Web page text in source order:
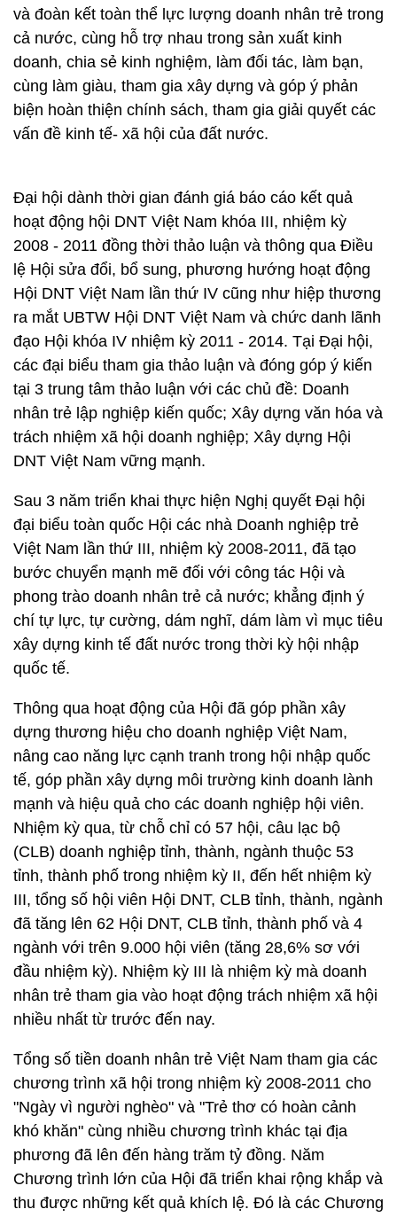
và đoàn kết toàn thể lực lượng doanh nhân trẻ trong
cả nước, cùng hỗ trợ nhau trong sản xuất kinh
doanh, chia sẻ kinh nghiệm, làm đối tác, làm bạn,
cùng làm giàu, tham gia xây dựng và góp ý phản
biện hoàn thiện chính sách, tham gia giải quyết các
vấn đề kinh tế- xã hội của đất nước.
Đại hội dành thời gian đánh giá báo cáo kết quả
hoạt động hội DNT Việt Nam khóa III, nhiệm kỳ
2008 - 2011 đồng thời thảo luận và thông qua Điều
lệ Hội sửa đổi, bổ sung, phương hướng hoạt động
Hội DNT Việt Nam lần thứ IV cũng như hiệp thương
ra mắt UBTW Hội DNT Việt Nam và chức danh lãnh
đạo Hội khóa IV nhiệm kỳ 2011 - 2014. Tại Đại hội,
các đại biểu tham gia thảo luận và đóng góp ý kiến
tại 3 trung tâm thảo luận với các chủ đề: Doanh
nhân trẻ lập nghiệp kiến quốc; Xây dựng văn hóa và
trách nhiệm xã hội doanh nghiệp; Xây dựng Hội
DNT Việt Nam vững mạnh.
Sau 3 năm triển khai thực hiện Nghị quyết Đại hội
đại biểu toàn quốc Hội các nhà Doanh nghiệp trẻ
Việt Nam lần thứ III, nhiệm kỳ 2008-2011, đã tạo
bước chuyển mạnh mẽ đối với công tác Hội và
phong trào doanh nhân trẻ cả nước; khẳng định ý
chí tự lực, tự cường, dám nghĩ, dám làm vì mục tiêu
xây dựng kinh tế đất nước trong thời kỳ hội nhập
quốc tế.
Thông qua hoạt động của Hội đã góp phần xây
dựng thương hiệu cho doanh nghiệp Việt Nam,
nâng cao năng lực cạnh tranh trong hội nhập quốc
tế, góp phần xây dựng môi trường kinh doanh lành
mạnh và hiệu quả cho các doanh nghiệp hội viên.
Nhiệm kỳ qua, từ chỗ chỉ có 57 hội, câu lạc bộ
(CLB) doanh nghiệp tỉnh, thành, ngành thuộc 53
tỉnh, thành phố trong nhiệm kỳ II, đến hết nhiệm kỳ
III, tổng số hội viên Hội DNT, CLB tỉnh, thành, ngành
đã tăng lên 62 Hội DNT, CLB tỉnh, thành phố và 4
ngành với trên 9.000 hội viên (tăng 28,6% sơ với
đầu nhiệm kỳ). Nhiệm kỳ III là nhiệm kỳ mà doanh
nhân trẻ tham gia vào hoạt động trách nhiệm xã hội
nhiều nhất từ trước đến nay.
Tổng số tiền doanh nhân trẻ Việt Nam tham gia các
chương trình xã hội trong nhiệm kỳ 2008-2011 cho
"Ngày vì người nghèo" và "Trẻ thơ có hoàn cảnh
khó khăn" cùng nhiều chương trình khác tại địa
phương đã lên đến hàng trăm tỷ đồng. Năm
Chương trình lớn của Hội đã triển khai rộng khắp và
thu được những kết quả khích lệ. Đó là các Chương